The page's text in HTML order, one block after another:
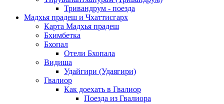
Тривандрум - поезда
Мадхья прадеш и Чхаттисгарх
Карта Мадхья прадеш
Бхимбетка
Бхопал
Отели Бхопала
Видиша
Удайгири (Удаягири)
Гвалиор
Как доехать в Гвалиор
Поезда из Гвалиора